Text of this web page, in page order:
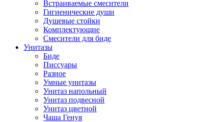
Встраиваемые смесители
Гигиенические души
Душевые стойки
Комплектующие
Смесители для биде
Унитазы
Биде
Писсуары
Разное
Умные унитазы
Унитаз напольный
Унитаз подвесной
Унитаз цветной
Чаша Генуя